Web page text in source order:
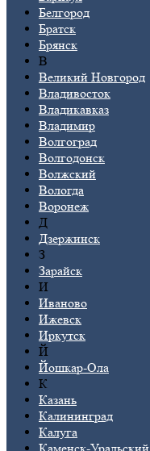
Белгород
Братск
Брянск
В
Великий Новгород
Владивосток
Владикавказ
Владимир
Волгоград
Волгодонск
Волжский
Вологда
Воронеж
Д
Дзержинск
З
Зарайск
И
Иваново
Ижевск
Иркутск
Й
Йошкар-Ола
К
Казань
Калининград
Калуга